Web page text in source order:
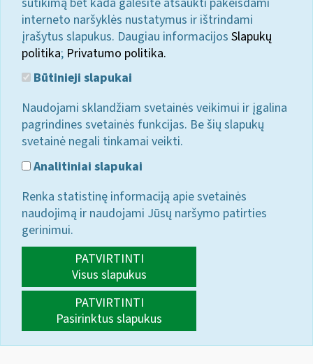
interneto naršyklės nustatymus ir ištrindami
įrašytus slapukus. Daugiau informacijos Slapukų
politika; Privatumo politika.
Būtinieji slapukai
Naudojami sklandžiam svetainės veikimui ir įgalina
pagrindines svetainės funkcijas. Be šių slapukų
svetainė negali tinkamai veikti.
Analitiniai slapukai
Renka statistinę informaciją apie svetainės
naudojimą ir naudojami Jūsų naršymo patirties
gerinimui.
PATVIRTINTI
Visus slapukus
PATVIRTINTI
Pasirinktus slapukus